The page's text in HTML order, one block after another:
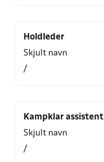
Holdleder
Skjult navn
/
Kampklar assistent
Skjult navn
/